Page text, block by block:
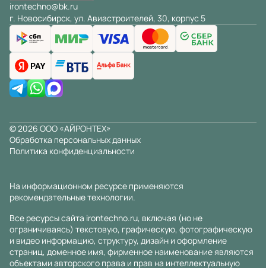
irontechno@bk.ru
г. Новосибирск, ул. Авиастроителей, 30, корпус 5
© 2026 ООО «АЙРОНТЕХ»
Обработка персональных данных
Политика конфиденциальности
На информационном ресурсе применяются
рекомендательные технологии.
Все ресурсы сайта irontechno.ru, включая (но не
ограничиваясь) текстовую, графическую, фотографическую
и видео информацию, структуру, дизайн и оформление
страниц, доменное имя, фирменное наименование являются
объектами авторского права и прав на интеллектуальную